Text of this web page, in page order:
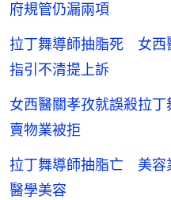
府規管仍漏兩項
拉丁舞導師抽脂死 女
指引不清提上訴
女西醫關孝孜就誤殺拉
賣物業被拒
拉丁舞導師抽脂亡 美
醫學美容